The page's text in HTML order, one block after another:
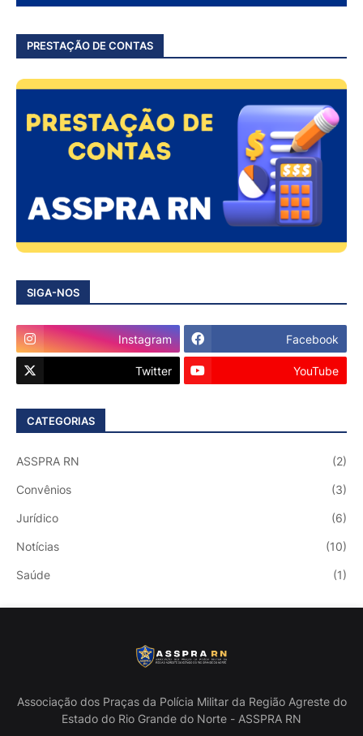
PRESTAÇÃO DE CONTAS
SIGA-NOS
Instagram Facebook
Twitter YouTube
CATEGORIAS
ASSPRA RN (2)
Convênios (3)
Jurídico (6)
Notícias (10)
Saúde (1)
Associação dos Praças da Polícia Militar da Região Agreste do
Estado do Rio Grande do Norte - ASSPRA RN